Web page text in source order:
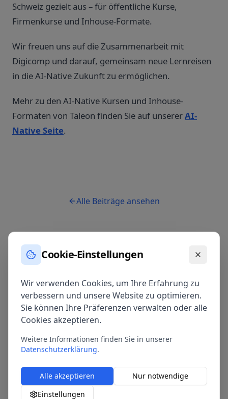
Schweiz gezielt aus – für öffentliche Kurse,
Firmenkurse und Inhouse-Formate.
Wir freuen uns auf die Zusammenarbeit mit
Digicomp und darauf, gemeinsam neue Lernreisen
in die AI-Native Zukunft zu ermöglichen.
Mehr zu den AI-Native Kursen und Inhouse-
Formaten von Taleon finden Sie auf unsererAI-
Native Seite.
Alle Beiträge ansehen
Cookie-Einstellungen
Wir verwenden Cookies, um Ihre Erfahrung zu
verbessern und unsere Website zu optimieren.
Sie können Ihre Präferenzen verwalten oder alle
Cookies akzeptieren.
Weitere Informationen finden Sie in unserer
Datenschutzerklärung.
Alle akzeptieren
Nur notwendige
Einstellungen